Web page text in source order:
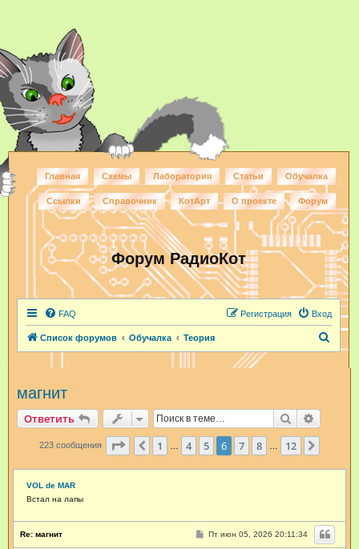
Главная Схемы Лаборатория Статьи Обучалка
Ссылки Справочник КотАрт О проекте Форум
Форум РадиоКот
FAQ Вход
Регистрация
Список форумов Обучалка Теория
магнит
Ответить Поиск
223 сообщения Страница из 12
Пред.
1 4 5 6 7 8 12
VOL de MAR
Встал на лапы
Re: магнит
СПт июн 05, 2026 20:11:34